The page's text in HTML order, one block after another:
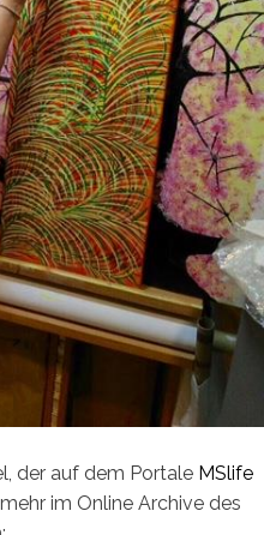
der auf dem Portale MSlife
im Online Archive des